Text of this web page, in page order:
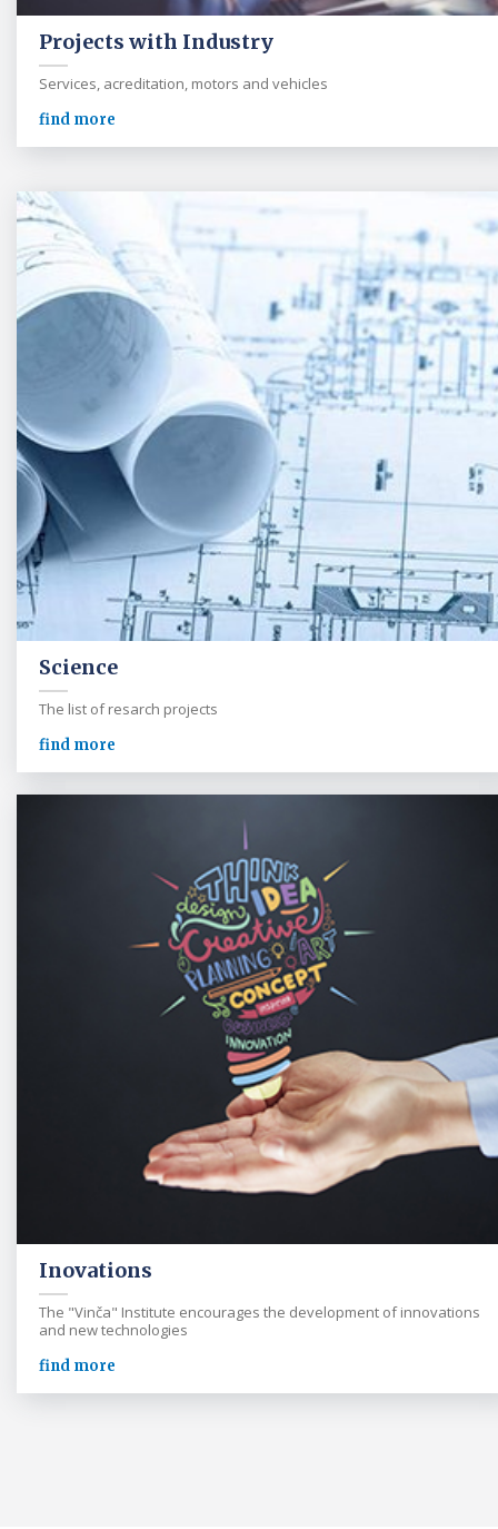
Projects with Industry
Services, acreditation, motors and vehicles
find more
Science
The list of resarch projects
find more
Inovations
The "Vinča" Institute encourages the development of innovations
and new technologies
find more